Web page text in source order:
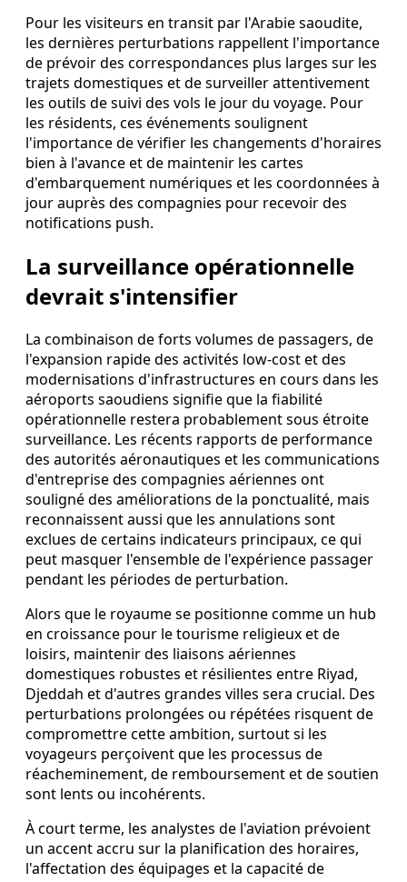
Pour les visiteurs en transit par l'Arabie saoudite,
les dernières perturbations rappellent l'importance
de prévoir des correspondances plus larges sur les
trajets domestiques et de surveiller attentivement
les outils de suivi des vols le jour du voyage. Pour
les résidents, ces événements soulignent
l'importance de vérifier les changements d'horaires
bien à l'avance et de maintenir les cartes
d'embarquement numériques et les coordonnées à
jour auprès des compagnies pour recevoir des
notifications push.
La surveillance opérationnelle
devrait s'intensifier
La combinaison de forts volumes de passagers, de
l'expansion rapide des activités low-cost et des
modernisations d'infrastructures en cours dans les
aéroports saoudiens signifie que la fiabilité
opérationnelle restera probablement sous étroite
surveillance. Les récents rapports de performance
des autorités aéronautiques et les communications
d'entreprise des compagnies aériennes ont
souligné des améliorations de la ponctualité, mais
reconnaissent aussi que les annulations sont
exclues de certains indicateurs principaux, ce qui
peut masquer l'ensemble de l'expérience passager
pendant les périodes de perturbation.
Alors que le royaume se positionne comme un hub
en croissance pour le tourisme religieux et de
loisirs, maintenir des liaisons aériennes
domestiques robustes et résilientes entre Riyad,
Djeddah et d'autres grandes villes sera crucial. Des
perturbations prolongées ou répétées risquent de
compromettre cette ambition, surtout si les
voyageurs perçoivent que les processus de
réacheminement, de remboursement et de soutien
sont lents ou incohérents.
À court terme, les analystes de l'aviation prévoient
un accent accru sur la planification des horaires,
l'affectation des équipages et la capacité de